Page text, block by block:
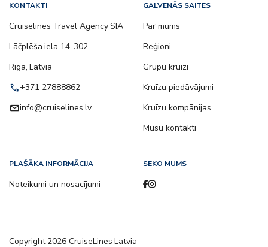
KONTAKTI
Cruiselines Travel Agency SIA
Lāčplēša iela 14-302
Riga, Latvia
call+371 27888862
emailinfo@cruiselines.lv
GALVENĀS SAITES
Par mums
Reģioni
Grupu kruīzi
Kruīzu piedāvājumi
Kruīzu kompānijas
Mūsu kontakti
PLAŠĀKA INFORMĀCIJA
Noteikumi un nosacījumi
SEKO MUMS
Copyright2026 CruiseLines Latvia